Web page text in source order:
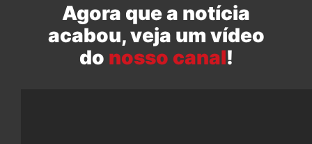
Agora que a notícia
acabou, veja um vídeo
do nosso canal!